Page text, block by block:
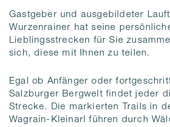
Gastgeber und ausgebildeter
Wurzenrainer hat seine
Lieblingsstrecken für Sie
sich, diese mit Ihnen zu teilen.
Egal ob Anfänger oder
Salzburger Bergwelt findet jeder
Strecke. Die markierten Trails in
Wagrain-Kleinarl führen durch